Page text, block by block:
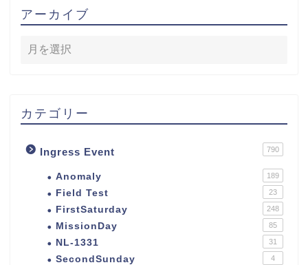
アーカイブ
カテゴリー
Ingress Event 790
Anomaly 189
Field Test 23
FirstSaturday 248
MissionDay 85
NL-1331 31
SecondSunday 4